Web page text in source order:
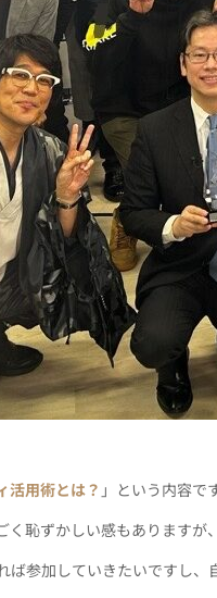
活用術とは？ 」という内容で
恥ずかしい感もありますが
参加していきたいですし